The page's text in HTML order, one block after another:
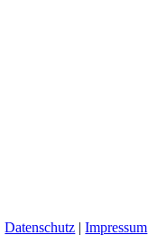
Datenschutz |Impressum